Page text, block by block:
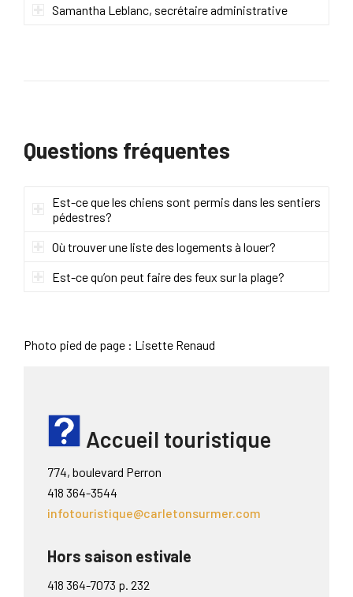
Samantha Leblanc, secrétaire administrative
Questions fréquentes
Est-ce que les chiens sont permis dans les sentiers
pédestres?
Où trouver une liste des logements à louer?
Est-ce qu’on peut faire des feux sur la plage?
Photo pied de page : Lisette Renaud
Accueil touristique
774, boulevard Perron
418 364-3544
infotouristique@carletonsurmer.com
Hors saison estivale
418 364-7073 p. 232